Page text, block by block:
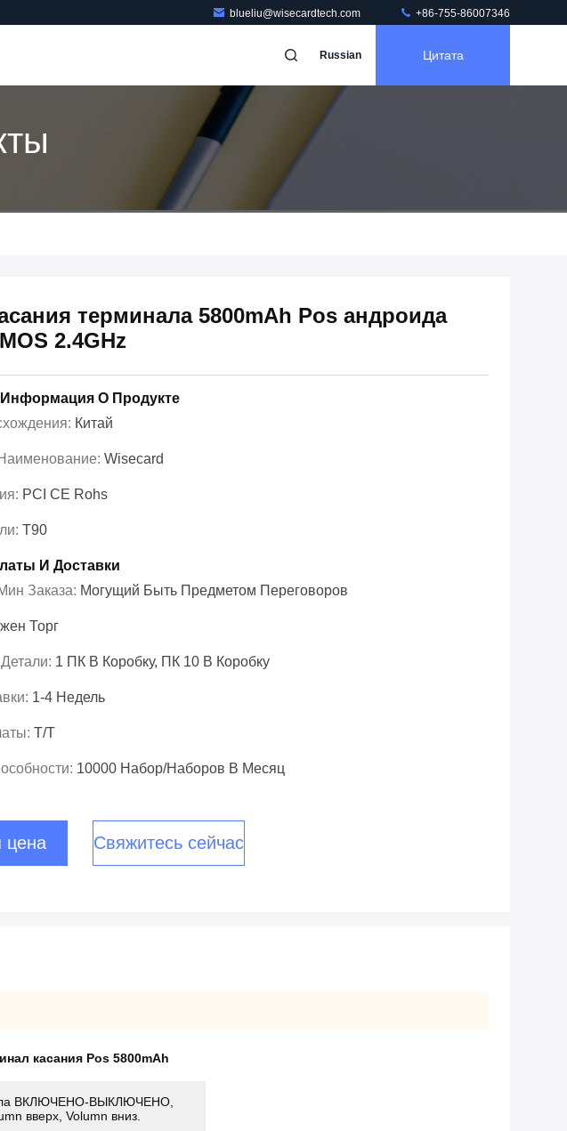
blueliu@wisecardtech.com +86-755-86007346
Russian Цитата
терминала 5800mAh Pos андроида
2.4GHz
О Продукте
Китай
Wisecard
PCI CE Rohs
T90
И Доставки
Заказа: Могущий Быть Предметом Переговоров
Торг
1 ПК В Коробку, ПК 10 В Коробку
1-4 Недель
T/T
10000 Набор/наборов В Месяц
цена Свяжитесь сейчас
касания Pos 5800mAh
ВКЛЮЧЕНО-ВЫКЛЮЧЕНО,
вверх, Volumn вниз.